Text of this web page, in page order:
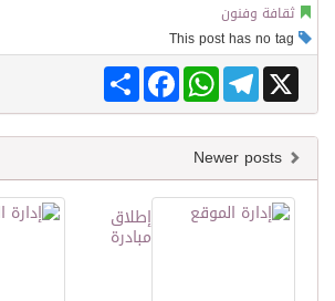
ثقافة وفنون
Share
FacebookWhatsAppTelegram X
إطلاق
مبادرة